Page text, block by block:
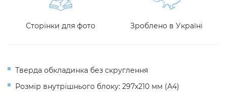
Сторінки для фото Зроблено в Україні
Тверда обкладинка без скруглення
Розмір внутрішнього блоку: 297х210 мм (А4)